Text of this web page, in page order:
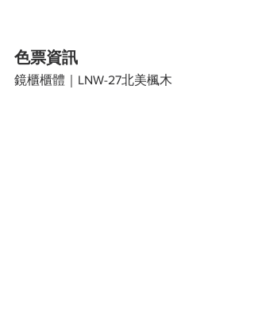
色票資訊
鏡櫃櫃體｜LNW-27北美楓木